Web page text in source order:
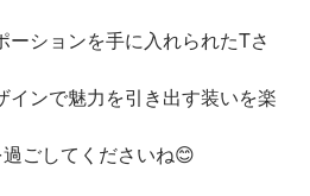
ーションを手に入れられたTさ
インで魅力を引き出す装いを楽
ごしてくださいね😊